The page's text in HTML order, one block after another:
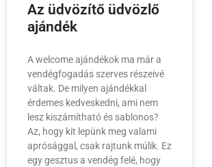
Az üdvözítő üdvözlő
ajándék
A welcome ajándékok ma már a
vendégfogadás szerves részeivé
váltak. De milyen ajándékkal
érdemes kedveskedni, ami nem
lesz kiszámítható és sablonos?
Az, hogy kit lepünk meg valami
aprósággal, csak rajtunk múlik. Ez
egy gesztus a vendég felé, hogy